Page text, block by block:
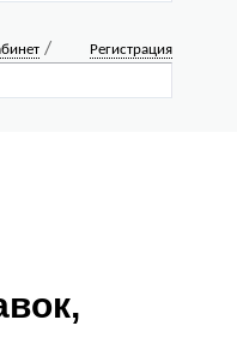
/ Регистрация